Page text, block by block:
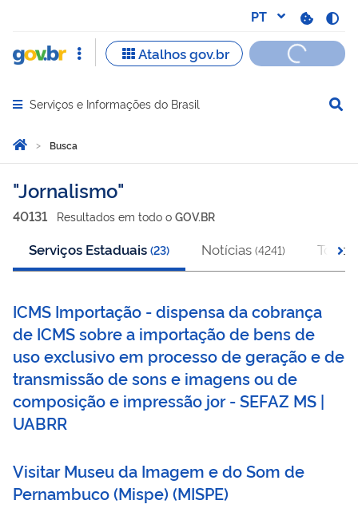
Abrir menu principal de navegação
Serviços e Informações do Brasil
Você está aqui:
Página Inicial
Busca
Busca
Jornalismo
40131 Resultados em todo o GOV.BR
Serviços Estaduais (23) Notícias (4241) Todos
ICMS Importação - dispensa da cobrança
de ICMS sobre a importação de bens de
uso exclusivo em processo de geração e de
transmissão de sons e imagens ou de
composição e impressão jor - SEFAZ MS |
UABRR
Visitar Museu da Imagem e do Som de
Pernambuco (Mispe) (MISPE)